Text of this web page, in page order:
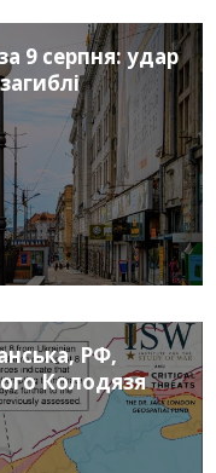
9 серпня: удар
РФ,
Колодязя